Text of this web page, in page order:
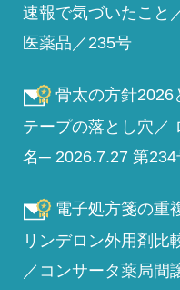
速報で気づいたこと
医薬品／235号
骨太の方針2026
テープの落とし穴／
名─ 2026.7.27 第234
電子処方箋の重
リンデロン外用剤比
／コンサータ薬局間